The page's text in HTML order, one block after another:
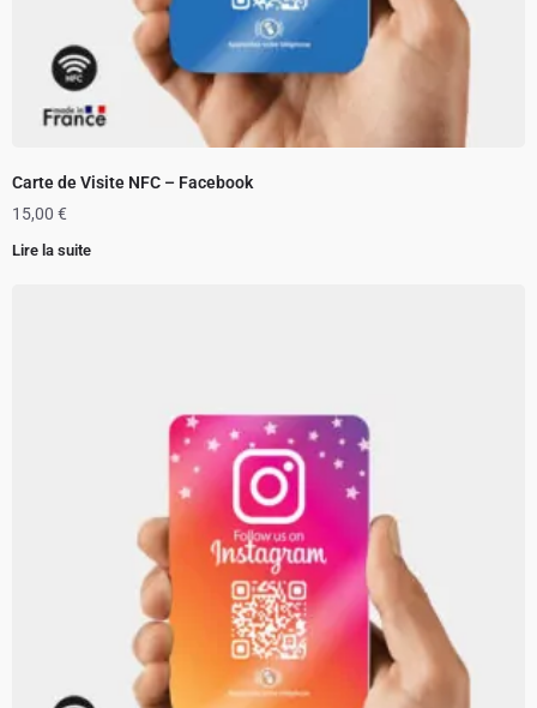
Carte de Visite NFC – Facebook
15,00 €
Lire la suite